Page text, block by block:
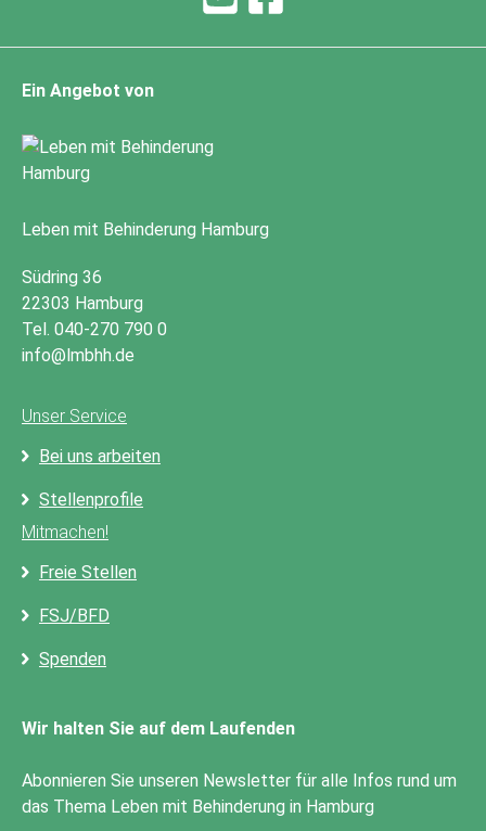
Ein Angebot von
Leben mit Behinderung Hamburg
Südring 36
22303 Hamburg
Tel. 040-270 790 0
info@lmbhh.de
Unser Service
Bei uns arbeiten
Stellenprofile
Mitmachen!
Freie Stellen
FSJ/BFD
Spenden
Wir halten Sie auf dem Laufenden
Abonnieren Sie unseren Newsletter für alle Infos rund um
das Thema Leben mit Behinderung in Hamburg